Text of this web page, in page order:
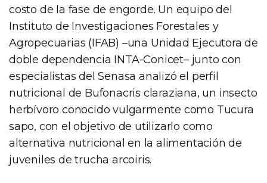
costo de la fase de engorde. Un equipo del
Instituto de Investigaciones Forestales y
Agropecuarias (IFAB) –una Unidad Ejecutora de
doble dependencia INTA-Conicet– junto con
especialistas del Senasa analizó el perfil
nutricional de Bufonacris claraziana, un insecto
herbívoro conocido vulgarmente como Tucura
sapo, con el objetivo de utilizarlo como
alternativa nutricional en la alimentación de
juveniles de trucha arcoiris.